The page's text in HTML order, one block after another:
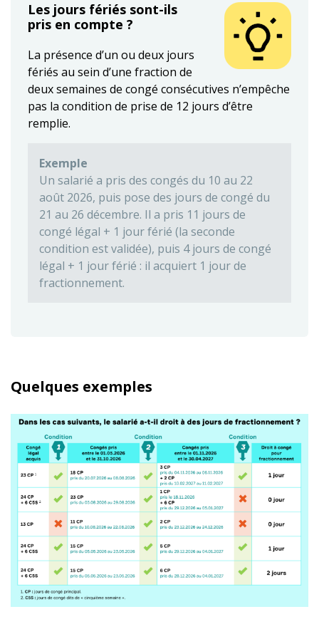
Les jours fériés sont-ils
pris en compte ?
La présence d’un ou deux jours
fériés au sein d’une fraction de
deux semaines de congé consécutives n’empêche
pas la condition de prise de 12 jours d’être
remplie.
Exemple
Un salarié a pris des congés du 10 au 22
août 2026, puis pose des jours de congé du
21 au 26 décembre. Il a pris 11 jours de
congé légal + 1 jour férié (la seconde
condition est validée), puis 4 jours de congé
légal + 1 jour férié : il acquiert 1 jour de
fractionnement.
Quelques exemples